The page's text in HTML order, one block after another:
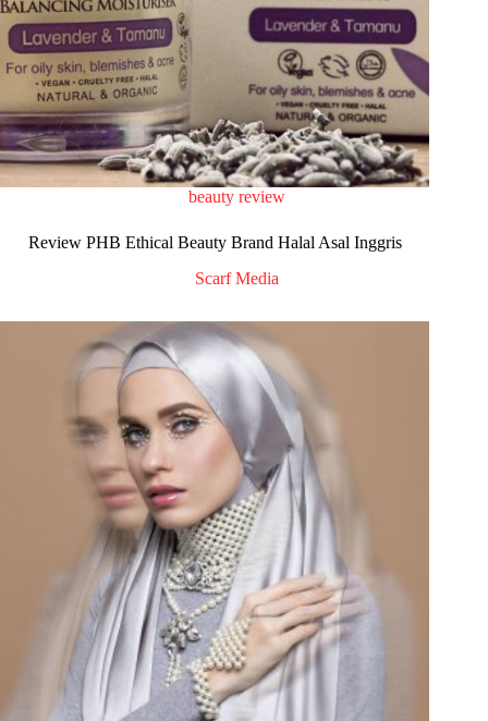
beauty review
Review PHB Ethical Beauty Brand Halal Asal Inggris
Scarf Media